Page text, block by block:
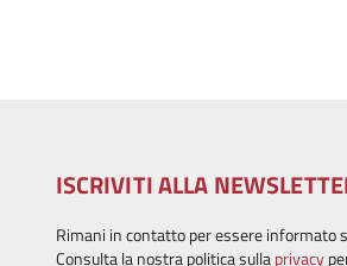
ISCRIVITI ALLA
Rimani in contatto per essere informato
Consulta la nostra politica sullaprivacy